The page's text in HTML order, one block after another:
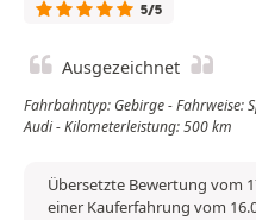
5/5
Ausgezeichnet
Fahrbahntyp: Gebirge - Fahrweise:
Audi - Kilometerleistung: 500 km
Übersetzte Bewertung vom
einer Kauferfahrung vom